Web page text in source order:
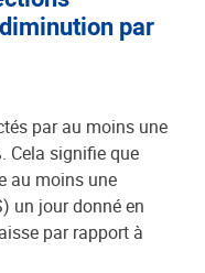
par
par au moins une
Cela signifie que
au moins une
un jour donné en
par rapport à